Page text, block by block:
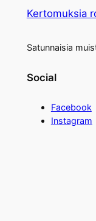
Kertomuksia
Satunnaisia
Social
Facebook
Instagram